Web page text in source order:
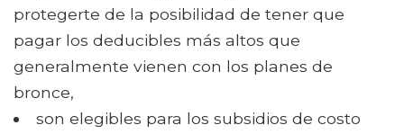
protegerte de la posibilidad de tener que
pagar los deducibles más altos que
generalmente vienen con los planes de
bronce,
son elegibles para los subsidios de costo